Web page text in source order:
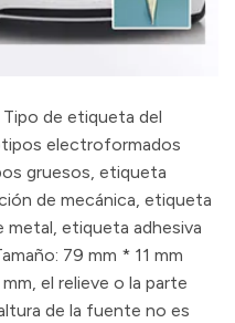
de etiqueta del
electroformados
gruesos, etiqueta
de mecánica, etiqueta
metal, etiqueta adhesiva
79 mm * 11 mm
el relieve o la parte
de la fuente no es